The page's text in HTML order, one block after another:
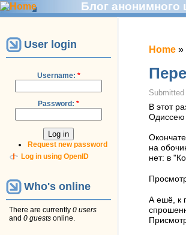
Блог анонимного
User login
Username: *
Password: *
Request new password
Log in using OpenID
Who's online
There are currently 0 users
and 0 guests online.
Home »
В этот
Одиссею
на
нет: в
А ешё, к